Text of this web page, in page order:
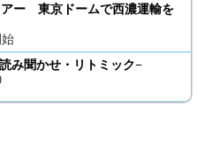
アー 東京ドームで西濃運輸を
始
み聞かせ・リトミック−